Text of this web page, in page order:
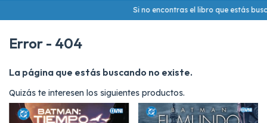
Si no encontras el libro que estás
Error - 404
La página que estás buscando no existe.
Quizás te interesen los siguientes productos.